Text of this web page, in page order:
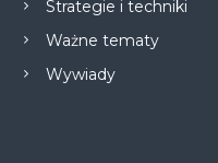
Strategie i techniki
Ważne tematy
Wywiady